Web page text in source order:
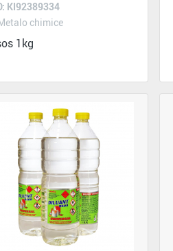
KI92389334
chimice
1kg